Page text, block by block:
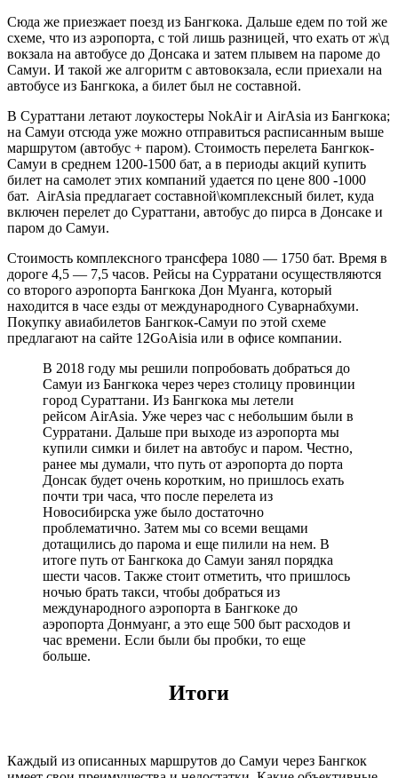
Сюда же приезжает поезд из Бангкока. Дальше едем по той же
схеме, что из аэропорта, с той лишь разницей, что ехать от ж\д
вокзала на автобусе до Донсака и затем плывем на пароме до
Самуи. И такой же алгоритм с автовокзала, если приехали на
автобусе из Бангкока, а билет был не составной.
В Сураттани летают лоукостеры NokAir и AirAsia из Бангкока;
на Самуи отсюда уже можно отправиться расписанным выше
маршрутом (автобус + паром). Стоимость перелета Бангкок-
Самуи в среднем 1200-1500 бат, а в периоды акций купить
билет на самолет этих компаний удается по цене 800 -1000
бат. AirAsia предлагает составной\комплексный билет, куда
включен перелет до Сураттани, автобус до пирса в Донсаке и
паром до Самуи.
Стоимость комплексного трансфера 1080 — 1750 бат. Время в
дороге 4,5 — 7,5 часов. Рейсы на Сурратани осуществляются
со второго аэропорта Бангкока Дон Муанга, который
находится в часе езды от международного Суварнабхуми.
Покупку авиабилетов Бангкок-Самуи по этой схеме
предлагают на сайте 12GoAisia или в офисе компании.
В 2018 году мы решили попробовать добраться до
Самуи из Бангкока через через столицу провинции
город Сураттани. Из Бангкока мы летели
рейсом AirAsia. Уже через час с небольшим были в
Сурратани. Дальше при выходе из аэропорта мы
купили симки и билет на автобус и паром. Честно,
ранее мы думали, что путь от аэропорта до порта
Донсак будет очень коротким, но пришлось ехать
почти три часа, что после перелета из
Новосибирска уже было достаточно
проблематично. Затем мы со всеми вещами
дотащились до парома и еще пилили на нем. В
итоге путь от Бангкока до Самуи занял порядка
шести часов. Также стоит отметить, что пришлось
ночью брать такси, чтобы добраться из
международного аэропорта в Бангкоке до
аэропорта Донмуанг, а это еще 500 быт расходов и
час времени. Если были бы пробки, то еще
больше.
Итоги
Каждый из описанных маршрутов до Самуи через Бангкок